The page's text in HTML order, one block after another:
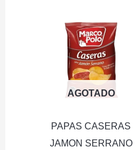
AGOTADO
PAPAS CASERAS
JAMON SERRANO